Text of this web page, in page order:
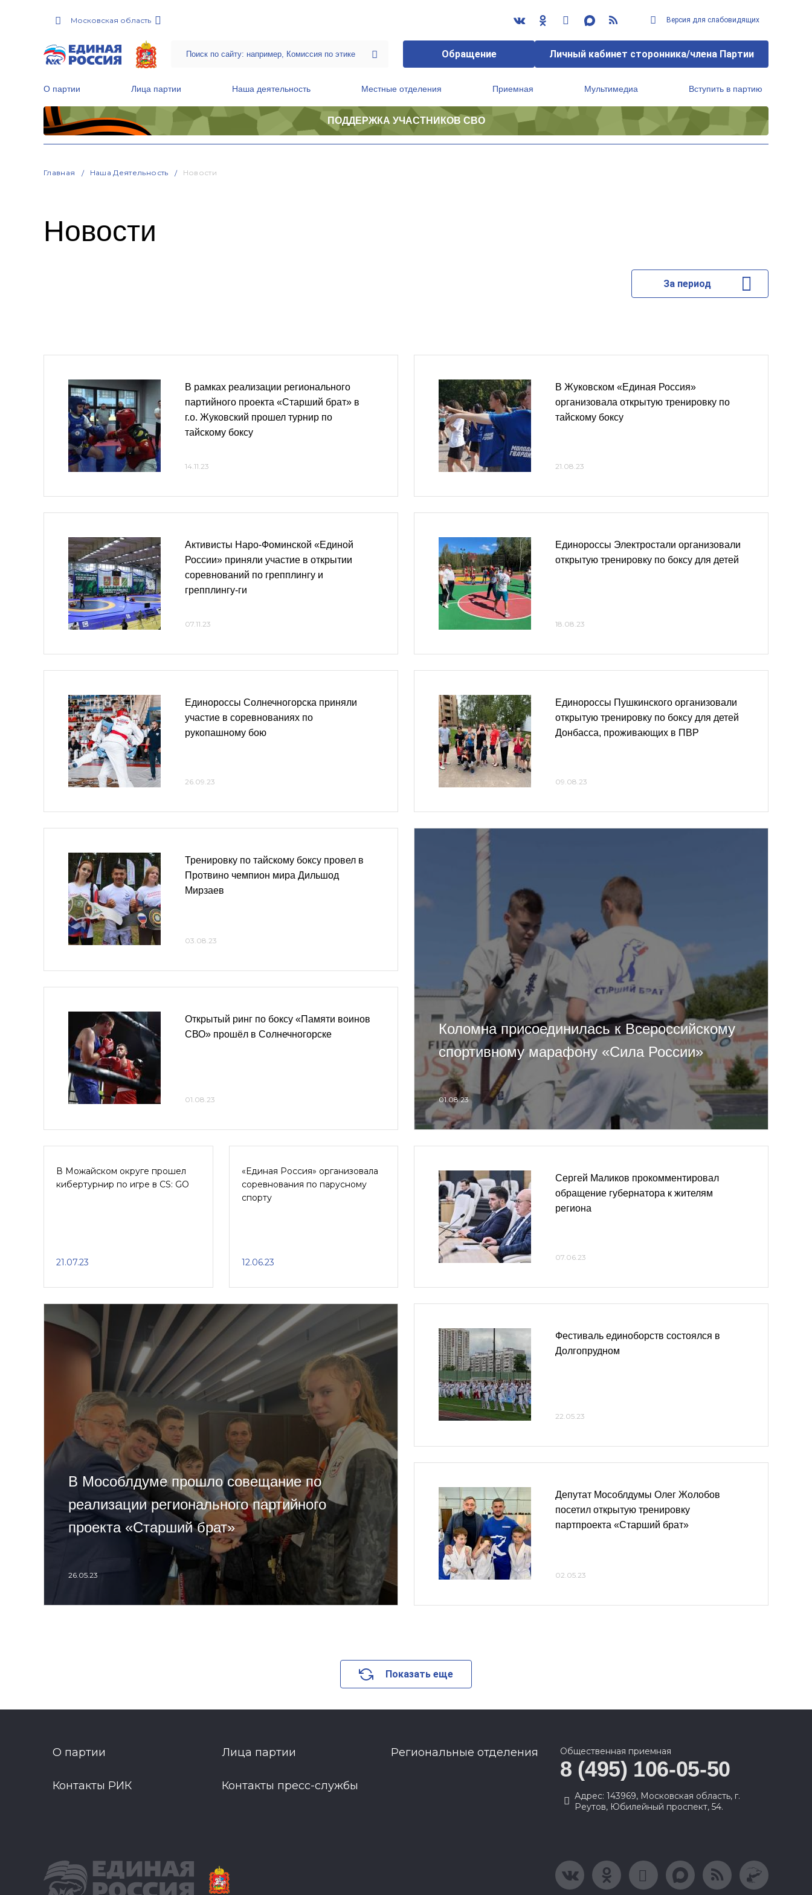
Московская область Версия для слабовидящих
Обращение Личный кабинет сторонника/члена Партии
О партии Лица партии Наша деятельность Местные отделения Приемная Мультимедиа Вступить в партию
ПОДДЕРЖКА УЧАСТНИКОВ СВО
Главная Наша Деятельность Новости
Новости
За период
В рамках реализации регионального
партийного проекта «Старший брат» в
г.о. Жуковский прошел турнир по
тайскому боксу
14.11.23
Активисты Наро-Фоминской «Единой
России» приняли участие в открытии
соревнований по грепплингу и
грепплингу-ги
07.11.23
Единороссы Солнечногорска приняли
участие в соревнованиях по
рукопашному бою
26.09.23
В Жуковском «Единая Россия»
организовала открытую тренировку по
тайскому боксу
21.08.23
Единороссы Электростали организовали
открытую тренировку по боксу для детей
18.08.23
Единороссы Пушкинского организовали
открытую тренировку по боксу для детей
Донбасса, проживающих в ПВР
09.08.23
Тренировку по тайскому боксу провел в
Протвино чемпион мира Дильшод
Мирзаев
03.08.23
Открытый ринг по боксу «Памяти воинов
СВО» прошёл в Солнечногорске
01.08.23
Коломна присоединилась к Всероссийскому
спортивному марафону «Сила России»
01.08.23
В Можайском округе прошел
кибертурнир по игре в CS: GO
21.07.23
«Единая Россия» организовала
соревнования по парусному
спорту
12.06.23
Сергей Маликов прокомментировал
обращение губернатора к жителям
региона
07.06.23
В Мособлдуме прошло совещание по
реализации регионального партийного
проекта «Старший брат»
26.05.23
Фестиваль единоборств состоялся в
Долгопрудном
22.05.23
Депутат Мособлдумы Олег Жолобов
посетил открытую тренировку
партпроекта «Старший брат»
02.05.23
Показать еще
О партии Лица партии Региональные отделения
Контакты РИК Контакты пресс-службы
Общественная приемная
8 (495) 106-05-50
Адрес: 143969, Московская область, г.
Реутов, Юбилейный проспект, 54.